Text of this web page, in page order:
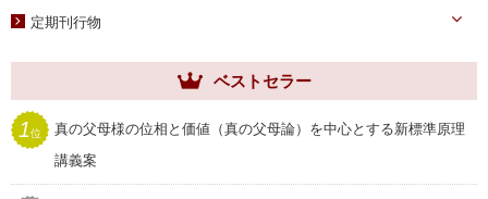
聖塩入れ
アニメ
クリアしおり
家庭用品
セール
定期刊行物
世界家庭
ムーンワールド
ベストセラー
1位
真の父母様の位相と価値（真の父母論）を中心とする新標準原理
講義案